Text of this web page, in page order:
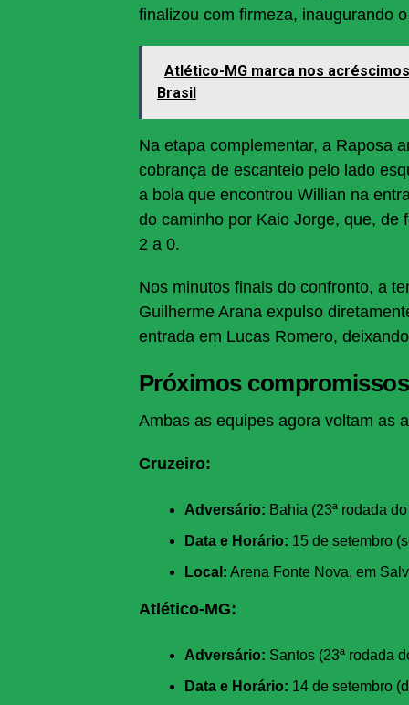
finalizou com firmeza, inaugurando
Atlético-MG marca nos
Brasil
Na etapa complementar, a Raposa
cobrança de escanteio pelo lado
a bola que encontrou Willian na
do caminho por Kaio Jorge, que, de
2 a 0.
Nos minutos finais do confronto, a
Guilherme Arana expulso
entrada em Lucas Romero,
Próximos compromissos
Ambas as equipes agora voltam as
Cruzeiro:
Adversário: Bahia (23ª rodada
Data e Horário: 15 de setembro
Local: Arena Fonte Nova, em
Atlético-MG:
Adversário: Santos (23ª rodada
Data e Horário: 14 de setembro